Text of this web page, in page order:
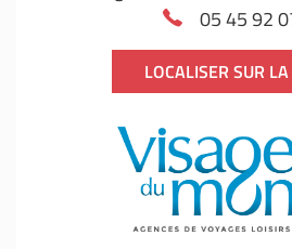
05 45 92
LOCALISER SUR